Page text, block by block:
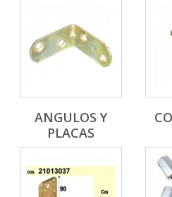
ANGULOS Y
PLACAS